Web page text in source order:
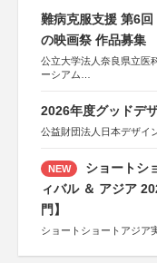
難病克服支援 第6
の映画祭 作品募集
公立大学法人奈良県立医
ーシアム
協力：読売新聞社
後援：厚生労働省
文部科学省
関西経済連合会
「“よい仕事おこし”
関西文化学術研究都
東京難病団体連絡協
2026年度グッドデ
公益財団法人日本デザイ
NEW
ショートシ
ィバル ＆ アジア
門】
ショートショートアジア